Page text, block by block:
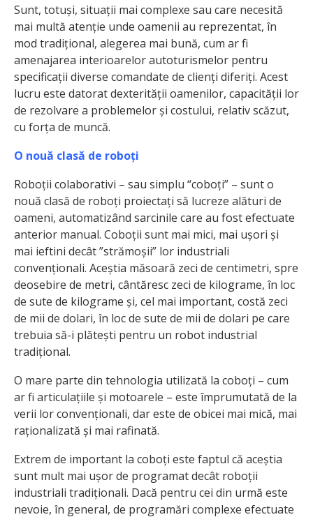
Sunt, totuși, situații mai complexe sau care necesită
mai multă atenție unde oamenii au reprezentat, în
mod tradițional, alegerea mai bună, cum ar fi
amenajarea interioarelor autoturismelor pentru
specificații diverse comandate de clienți diferiți. Acest
lucru este datorat dexterității oamenilor, capacității lor
de rezolvare a problemelor și costului, relativ scăzut,
cu forța de muncă.
O nouă clasă de roboți
Roboții colaborativi – sau simplu “coboți” – sunt o
nouă clasă de roboți proiectați să lucreze alături de
oameni, automatizând sarcinile care au fost efectuate
anterior manual. Coboții sunt mai mici, mai ușori și
mai ieftini decât ”strămoșii” lor industriali
convenționali. Aceștia măsoară zeci de centimetri, spre
deosebire de metri, cântăresc zeci de kilograme, în loc
de sute de kilograme și, cel mai important, costă zeci
de mii de dolari, în loc de sute de mii de dolari pe care
trebuia să-i plătești pentru un robot industrial
tradițional.
O mare parte din tehnologia utilizată la coboți – cum
ar fi articulațiile și motoarele – este împrumutată de la
verii lor convenționali, dar este de obicei mai mică, mai
raționalizată și mai rafinată.
Extrem de important la coboți este faptul că aceștia
sunt mult mai ușor de programat decât roboții
industriali tradiționali. Dacă pentru cei din urmă este
nevoie, în general, de programări complexe efectuate